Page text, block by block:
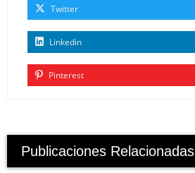
Twitter
Linkedin
Pinterest
Publicaciones Relacionadas